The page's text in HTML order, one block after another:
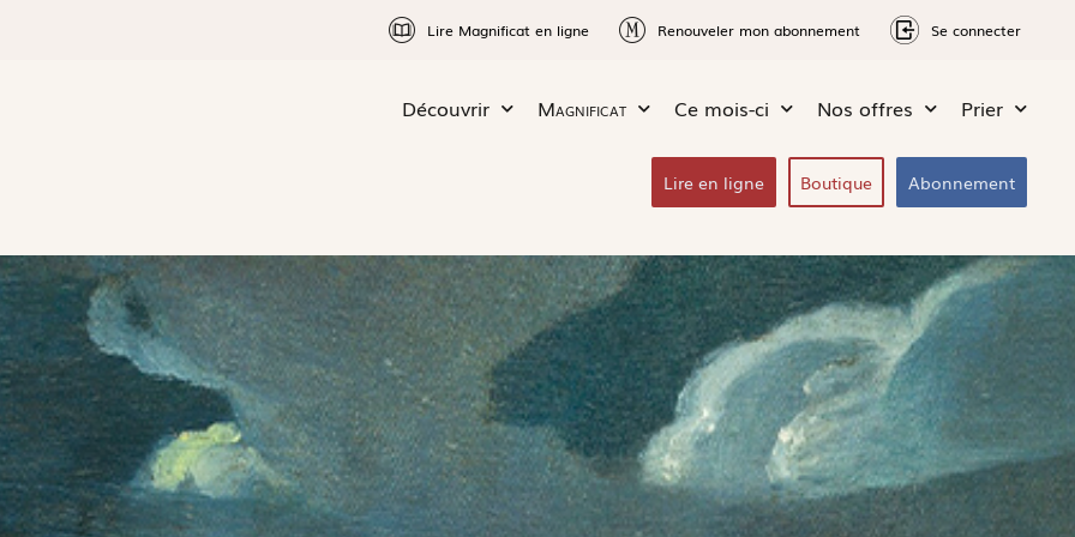
Lire Magnificat en ligne Renouveler mon abonnement Se connecter
Découvrir Magnificat Ce mois-ci Nos offres Prier
Lire en ligne Boutique Abonnement